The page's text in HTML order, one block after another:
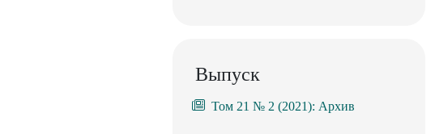
Выпуск
Том 21 № 2 (2021): Архив